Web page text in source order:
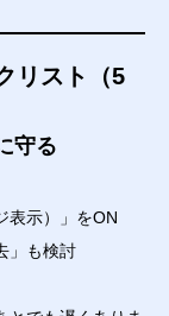
リスト（5
守る
表示）」をON
」も検討